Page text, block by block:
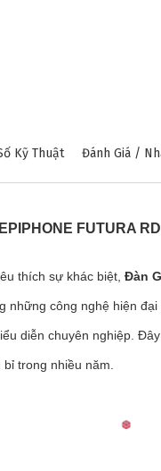
Kỹ Thuật Đánh Giá /
FUTURA
thích sự khác biệt, Đàn
những công nghệ hiện
diễn chuyên nghiệp.
trong nhiều năm.